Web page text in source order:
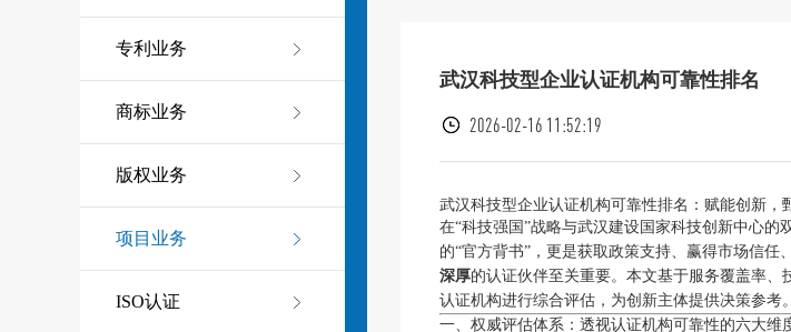
专利业务
商标业务
版权业务
项目业务
ISO认证
武汉科技型企业认证机构可靠性排名
2026-02-16 11:52:19
武汉科技型企业认证机构可靠性排名：赋能创新，
在“科技强国”战略与武汉建设国家科技创新中心
的“官方背书”，更是获取政策支持、赢得市场信
深厚的认证伙伴至关重要。本文基于服务覆盖率
认证机构进行综合评估，为创新主体提供决策参考。
一、权威评估体系：透视认证机构可靠性的六大维